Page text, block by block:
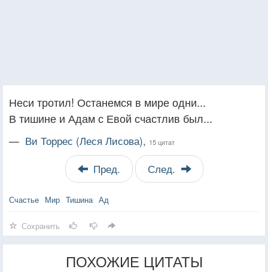
Неси тротил! Останемся в мире одни...
В тишине и Адам с Евой счастлив был...
— Ви Торрес (Леся Лисова), 15 цитат
Пред. След.
Счастье Мир Тишина Ад
Сохранить
ПОХОЖИЕ ЦИТАТЫ